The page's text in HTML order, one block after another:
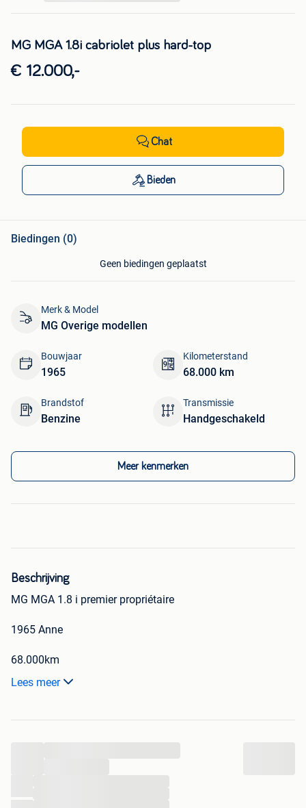
Merk & Model
MG Overige modellen
Bouwjaar
1965
Kilometerstand
68.000 km
Brandstof
Benzine
Transmissie
Handgeschakeld
Meer kenmerken
Beschrijving
MG MGA 1.8 i premier propriétaire
1965 Anne
68.000km
Premier propriétaire toujours pris soin .
Lees meer
MG MGA 1.8i cabriolet plus hard-top
€ 12.000,-
Chat
Bieden
Biedingen (0)
Geen biedingen geplaatst